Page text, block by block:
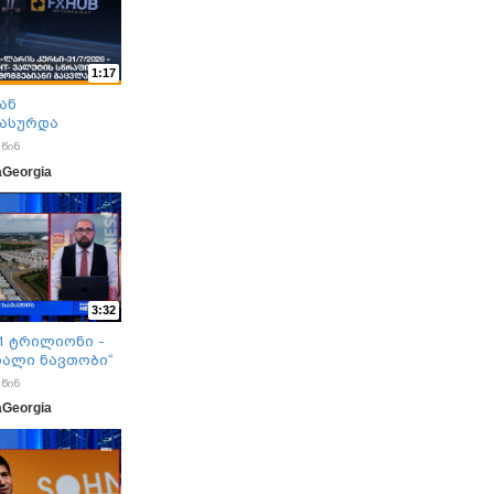
1:17
3:32
ტრილიონი -
ნავთობი“